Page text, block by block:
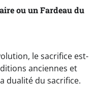
ou un Fardeau du
le sacrifice est-
anciennes et
dualité du sacrifice.